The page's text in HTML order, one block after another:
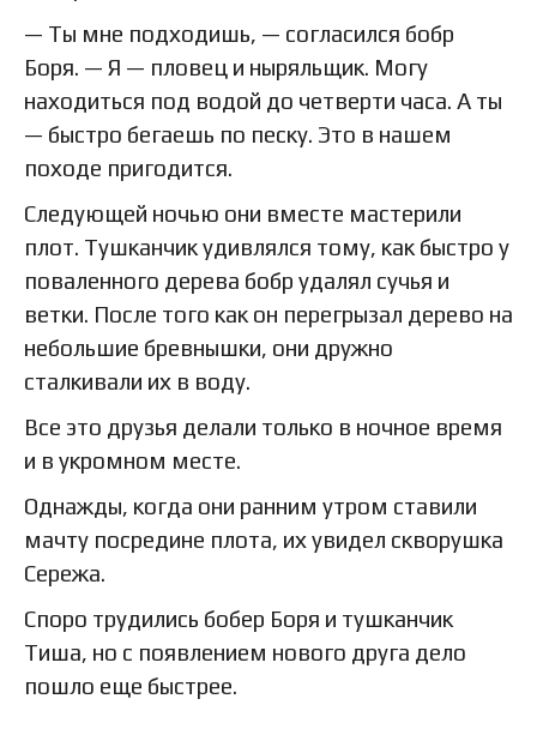
— Ты мне подходишь, — согласился бобр
Боря. — Я — пловец и ныряльщик. Могу
находиться под водой до четверти часа. А ты
— быстро бегаешь по песку. Это в нашем
походе пригодится.
Следующей ночью они вместе мастерили
плот. Тушканчик удивлялся тому, как быстро у
поваленного дерева бобр удалял сучья и
ветки. После того как он перегрызал дерево на
небольшие бревнышки, они дружно
сталкивали их в воду.
Все это друзья делали только в ночное время
и в укромном месте.
Однажды, когда они ранним утром ставили
мачту посредине плота, их увидел скворушка
Сережа.
Споро трудились бобер Боря и тушканчик
Тиша, но с появлением нового друга дело
пошло еще быстрее.